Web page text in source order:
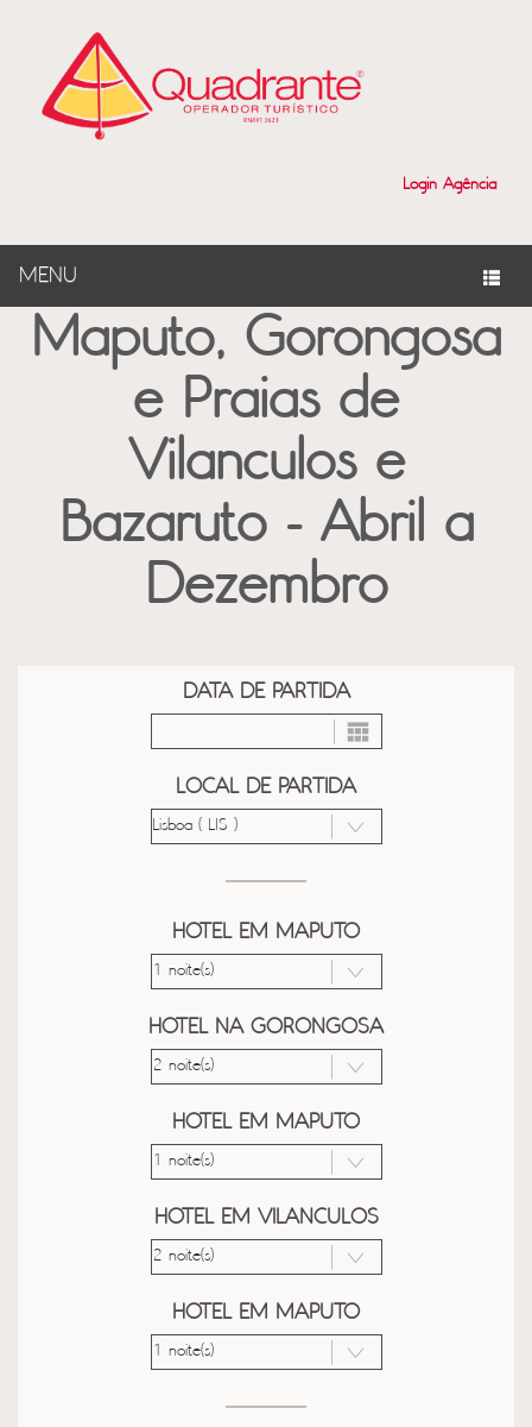
Login Agência
MENU
Maputo, Gorongosa
e Praias de
Vilanculos e
Bazaruto - Abril a
Dezembro
DATA DE PARTIDA
LOCAL DE PARTIDA
HOTEL EM MAPUTO
HOTEL NA GORONGOSA
HOTEL EM MAPUTO
HOTEL EM VILANCULOS
HOTEL EM MAPUTO